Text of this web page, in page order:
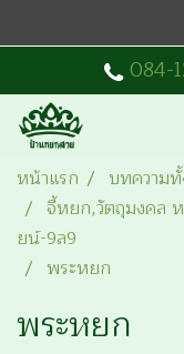
084-
หน้าแรก บทความ
จี้หยก,วัตถุมงคล
ยน์-9ล9
พระหยก
พระหยก